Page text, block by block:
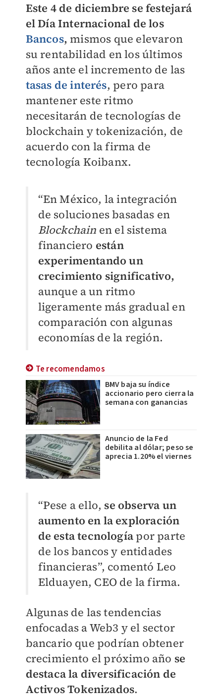
Este 4 de diciembre se festejará
el Día Internacional de los
Bancos, mismos que elevaron
su rentabilidad en los últimos
años ante el incremento de las
tasas de interés, pero para
mantener este ritmo
necesitarán de tecnologías de
blockchain y tokenización, de
acuerdo con la firma de
tecnología Koibanx.
“En México, la integración
de soluciones basadas en
Blockchain en el sistema
financiero están
experimentando un
crecimiento significativo,
aunque a un ritmo
ligeramente más gradual en
comparación con algunas
economías de la región.
Te recomendamos
BMV baja su índice
accionario pero cierra la
semana con ganancias
Anuncio de la Fed
debilita al dólar; peso se
aprecia 1.20% el viernes
“Pese a ello, se observa un
aumento en la exploración
de esta tecnología por parte
de los bancos y entidades
financieras”, comentó Leo
Elduayen, CEO de la firma.
Algunas de las tendencias
enfocadas a Web3 y el sector
bancario que podrían obtener
crecimiento el próximo año se
destaca la diversificación de
Activos Tokenizados.